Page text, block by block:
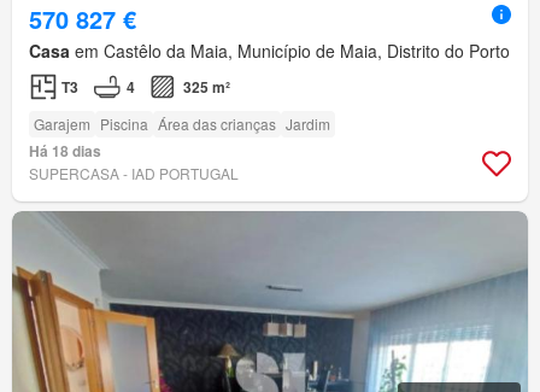
570 827 €
Casa em Castêlo da Maia, Município de Maia, Distrito do Porto
T3 4 325 m²
Garajem Piscina Área das crianças Jardim
Há 18 dias
SUPERCASA - IAD PORTUGAL